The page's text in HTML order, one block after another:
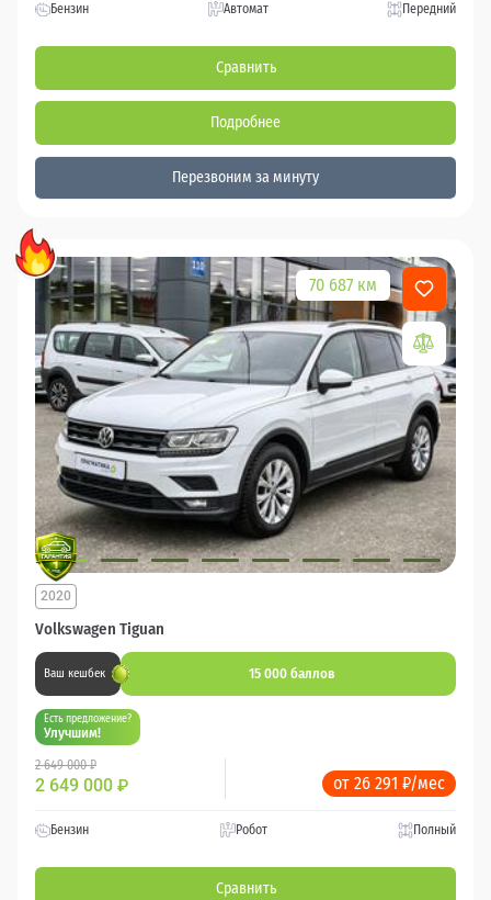
Бензин Автомат Передний
Сравнить
Подробнее
Перезвоним за минуту
70 687 км
Volkswagen Tiguan
2020
Ваш кешбек 15 000 баллов
Есть предложение?
Улучшим!
2 649 000 ₽
2 649 000 ₽ от 26 291 ₽/мес
Бензин Робот Полный
Сравнить